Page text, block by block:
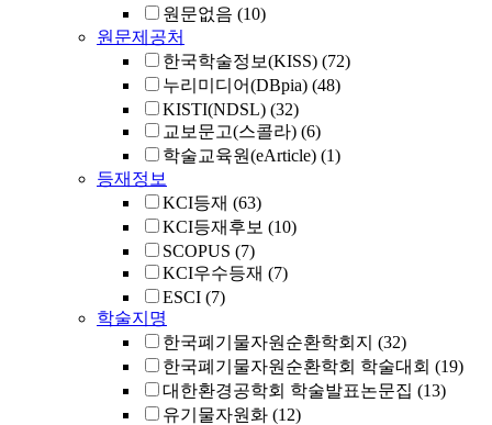
원문없음 (10)
원문제공처
한국학술정보(KISS) (72)
누리미디어(DBpia) (48)
KISTI(NDSL) (32)
교보문고(스콜라) (6)
학술교육원(eArticle) (1)
등재정보
KCI등재 (63)
KCI등재후보 (10)
SCOPUS (7)
KCI우수등재 (7)
ESCI (7)
학술지명
한국폐기물자원순환학회지 (32)
한국폐기물자원순환학회 학술대회 (19)
대한환경공학회 학술발표논문집 (13)
유기물자원화 (12)